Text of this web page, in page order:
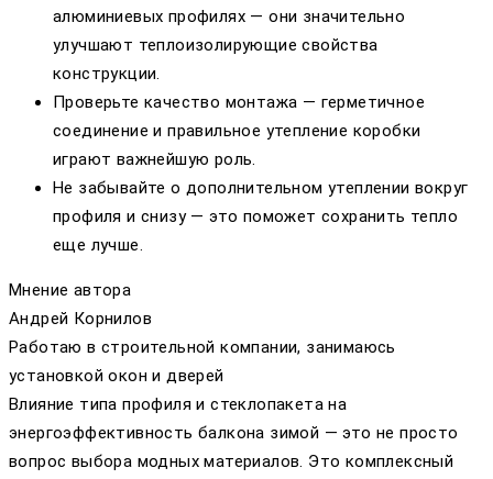
алюминиевых профилях — они значительно
улучшают теплоизолирующие свойства
конструкции.
Проверьте качество монтажа — герметичное
соединение и правильное утепление коробки
играют важнейшую роль.
Не забывайте о дополнительном утеплении вокруг
профиля и снизу — это поможет сохранить тепло
еще лучше.
Мнение автора
Андрей Корнилов
Работаю в строительной компании, занимаюсь
установкой окон и дверей
Влияние типа профиля и стеклопакета на
энергоэффективность балкона зимой — это не просто
вопрос выбора модных материалов. Это комплексный